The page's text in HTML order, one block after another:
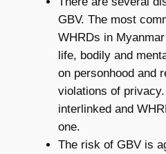
GBV. The most
WHRDs in
life, bodily and
on personhood and
violations of
interlinked and
one.
The risk of GBV is